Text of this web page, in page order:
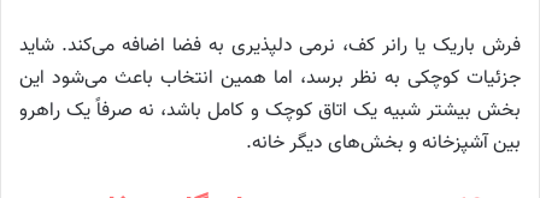
فرش باریک یا رانر کف، نرمی دلپذیری به فضا اضافه می‌کند. شاید
جزئیات کوچکی به نظر برسد، اما همین انتخاب باعث می‌شود این
بخش بیشتر شبیه یک اتاق کوچک و کامل باشد، نه صرفاً یک راهرو
بین آشپزخانه و بخش‌های دیگر خانه.